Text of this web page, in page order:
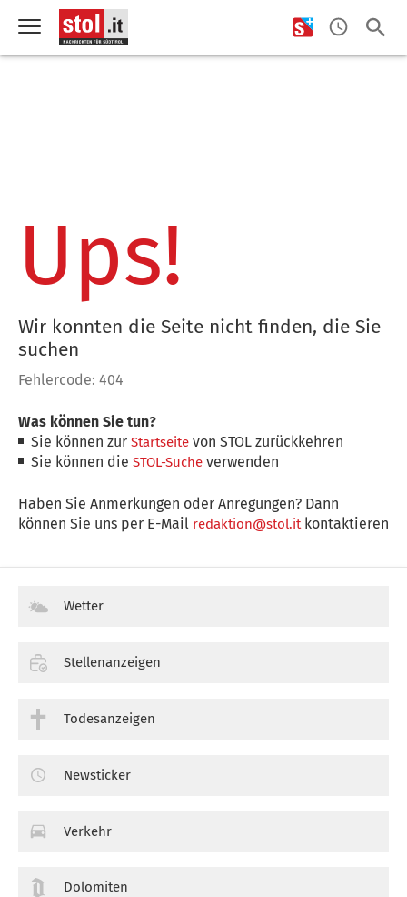
Ups!
Wir konnten die Seite nicht finden, die Sie
suchen
Fehlercode: 404
Was können Sie tun?
Sie können zurStartseite von STOL zurückkehren
Sie können dieSTOL-Suche verwenden
Haben Sie Anmerkungen oder Anregungen? Dann
können Sie uns per E-Mail redaktion@stol.itkontaktieren
Wetter
Stellenanzeigen
Todesanzeigen
Newsticker
Verkehr
Dolomiten